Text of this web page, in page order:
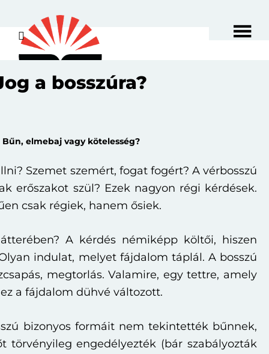
main
content
primary
sidebar
a bosszúra?
Bűn, elmebaj vagy kötelesség?
Szemet szemért, fogat fogért? A vérbosszú
erőszakot szül? Ezek nagyon régi kérdések.
csak régiek, hanem ősiek.
A kérdés némiképp költői, hiszen
indulat, melyet fájdalom táplál. A bosszú
megtorlás. Valamire, egy tettre, amely
a fájdalom dühvé változott.
bizonyos formáit nem tekintették bűnnek,
törvényileg engedélyezték (bár szabályozták